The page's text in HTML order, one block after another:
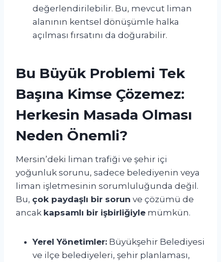
değerlendirilebilir. Bu, mevcut liman
alanının kentsel dönüşümle halka
açılması fırsatını da doğurabilir.
Bu Büyük Problemi Tek
Başına Kimse Çözemez:
Herkesin Masada Olması
Neden Önemli?
Mersin’deki liman trafiği ve şehir içi
yoğunluk sorunu, sadece belediyenin veya
liman işletmesinin sorumluluğunda değil.
Bu, çok paydaşlı bir sorun ve çözümü de
ancak kapsamlı bir işbirliğiyle mümkün.
Yerel Yönetimler: Büyükşehir Belediyesi
ve ilçe belediyeleri, şehir planlaması,